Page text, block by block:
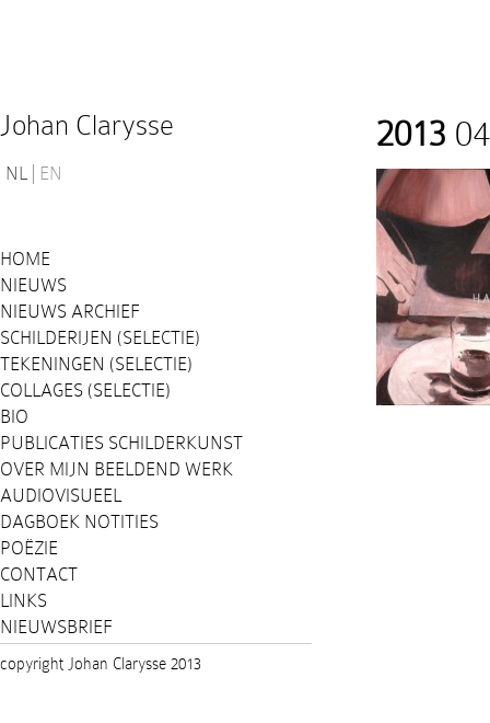
Johan Clarysse
NL EN
HOME
NIEUWS
NIEUWS ARCHIEF
SCHILDERIJEN (SELECTIE)
TEKENINGEN (SELECTIE)
COLLAGES (SELECTIE)
BIO
PUBLICATIES SCHILDERKUNST
OVER MIJN BEELDEND WERK
AUDIOVISUEEL
DAGBOEK NOTITIES
POËZIE
CONTACT
LINKS
NIEUWSBRIEF
2013
copyright Johan Clarysse 2013